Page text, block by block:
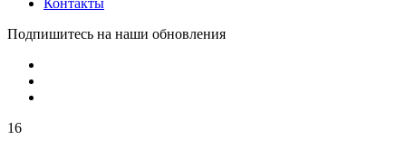
Подпишитесь на наши обновления
16